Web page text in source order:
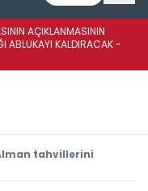
AÇIKLANMASININ
ABLUKAYI KALDIRACAK -
tahvillerini